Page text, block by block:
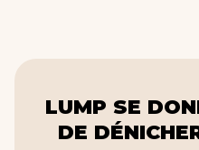
LUMP SE
DE